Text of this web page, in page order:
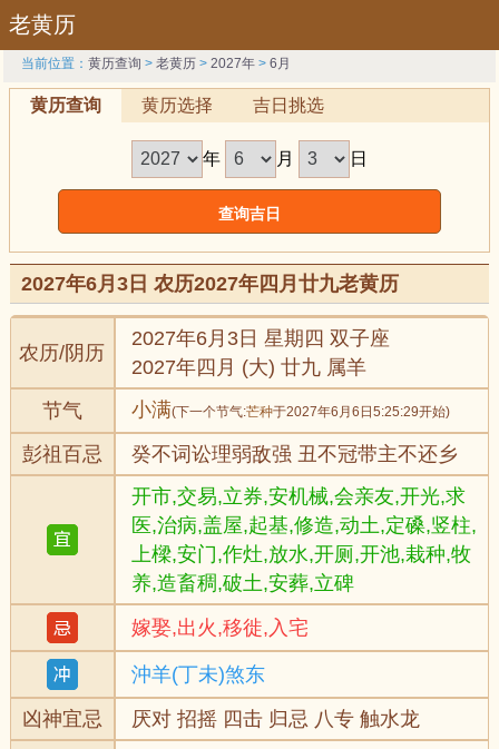
老黄历
当前位置：黄历查询 >老黄历 >2027年 >6月
黄历查询 黄历选择 吉日挑选
年 月 日
2027年6月3日 农历2027年四月廿九老黄历
农历/阴历
2027年6月3日 星期四 双子座
2027年四月 (大) 廿九 属羊
节气
小满(下一个节气:芒种于2027年6月6日5:25:29开始)
彭祖百忌
癸不词讼理弱敌强 丑不冠带主不还乡
开市,交易,立券,安机械,会亲友,开光,求
医,治病,盖屋,起基,修造,动土,定磉,竖柱,
上樑,安门,作灶,放水,开厕,开池,栽种,牧
养,造畜稠,破土,安葬,立碑
嫁娶,出火,移徙,入宅
沖羊(丁未)煞东
凶神宜忌
厌对 招摇 四击 归忌 八专 触水龙